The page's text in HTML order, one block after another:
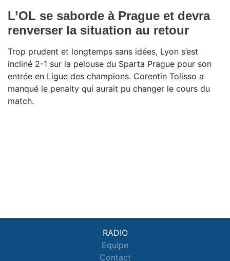
L’OL se saborde à Prague et devra
renverser la situation au retour
Trop prudent et longtemps sans idées, Lyon s’est
incliné 2-1 sur la pelouse du Sparta Prague pour son
entrée en Ligue des champions. Corentin Tolisso a
manqué le penalty qui aurait pu changer le cours du
match.
RADIO
Equipe
Contact